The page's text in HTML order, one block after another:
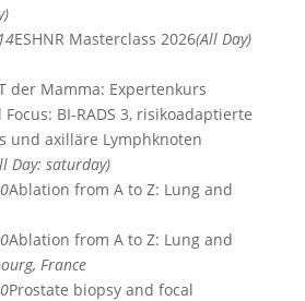
ESHNR Masterclass 2026(All Day)
der Mamma: Expertenkurs
BI-RADS 3, risikoadaptierte
und axilläre Lymphknoten
Day: saturday)
Ablation from A to Z: Lung and
Ablation from A to Z: Lung and
France
Prostate biopsy and focal